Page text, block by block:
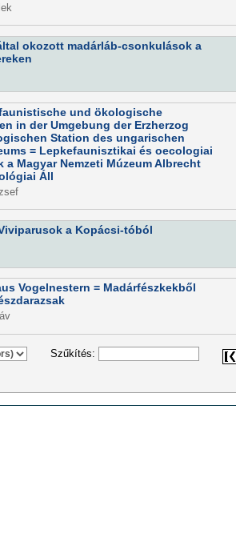
okozott madárláb-csonkulások a
und ökologische
in der Umgebung der Erzherzog
Station des ungarischen
= Lepkefaunisztikai és oecologiai
a Magyar Nemzeti Múzeum Albrecht
Áll
a Kopácsi-tóból
Vogelnestern = Madárfészkekből
Szűkítés: